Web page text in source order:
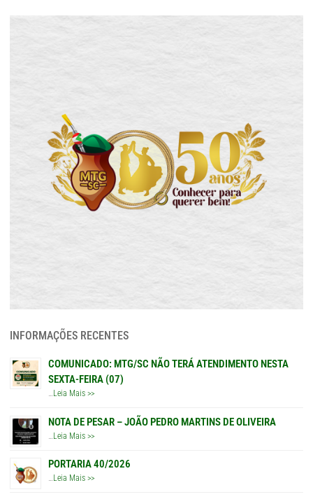
INFORMAÇÕES RECENTES
COMUNICADO: MTG/SC NÃO TERÁ ATENDIMENTO NESTA
SEXTA-FEIRA (07)
…Leia Mais >>
NOTA DE PESAR – JOÃO PEDRO MARTINS DE OLIVEIRA
Leia Mais >>
PORTARIA 40/2026
…Leia Mais >>